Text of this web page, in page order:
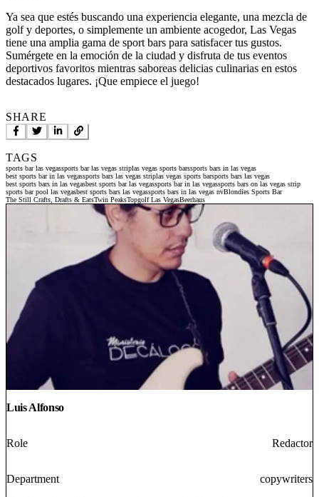
Ya sea que estés buscando una experiencia elegante, una mezcla de
golf y deportes, o simplemente un ambiente acogedor, Las Vegas
tiene una amplia gama de sport bars para satisfacer tus gustos.
Sumérgete en la emoción de la ciudad y disfruta de tus eventos
deportivos favoritos mientras saboreas delicias culinarias en estos
destacados lugares. ¡Que empiece el juego!
SHARE
TAGS
sports bar las vegassports bar las vegas striplas vegas sports barssports bars in las vegas
best sports bar in las vegassports bars las vegas striplas vegas sports barsports bars las vegas
best sports bars in las vegasbest sports bar las vegassports bar in las vegassports bars on las vegas strip
sports bar pool las vegasbest sports bars las vegassports bars in las vegas nvBlondies Sports Bar
The Still Crafts, Drafts & EatsTwin PeaksTopgolf Las VegasBeerhaus
Luis Alfonso
Role Redactor
Department copywriters